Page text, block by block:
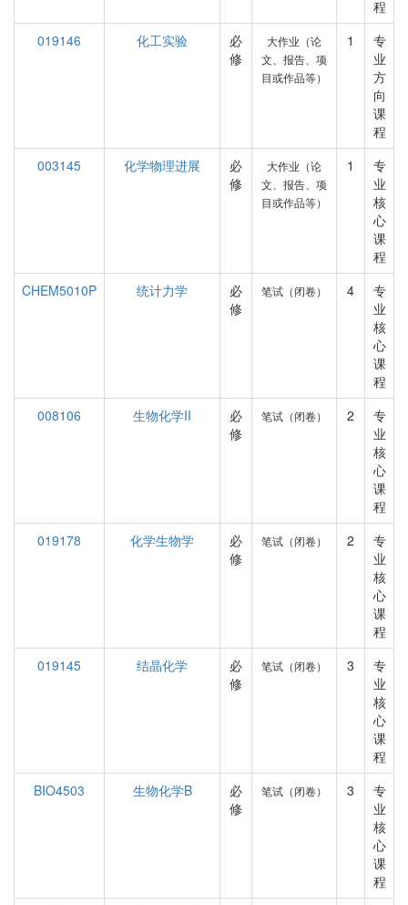
程
019146
化工实验
必
修
大作业（论
文、报告、项
目或作品等）
1
专
业
方
向
课
程
003145
化学物理进展
必
修
大作业（论
文、报告、项
目或作品等）
1
专
业
核
心
课
程
CHEM5010P
统计力学
必
修
笔试（闭卷） 4
专
业
核
心
课
程
008106
生物化学II
必
修
笔试（闭卷） 2
专
业
核
心
课
程
019178
化学生物学
必
修
笔试（闭卷） 2
专
业
核
心
课
程
019145
结晶化学
必
修
笔试（闭卷） 3
专
业
核
心
课
程
BIO4503
生物化学B
必
修
笔试（闭卷） 3
专
业
核
心
课
程